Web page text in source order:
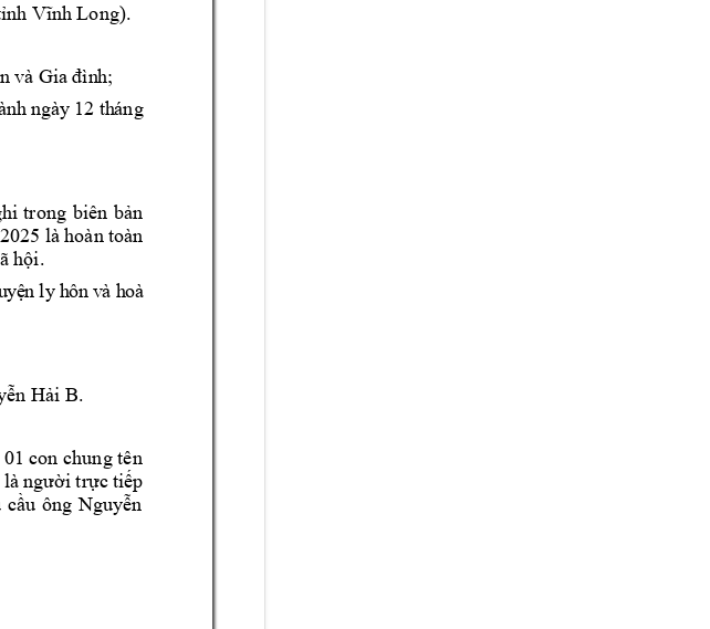
Vĩnh Long).
và Gia đình;
h ngày 12 tháng
trong biên bản
2025 là hoàn toàn
hội.
yện ly hôn và hoà
Hải B.
01 con chung tên
là người trực tiếp
cầu ông Nguyễn